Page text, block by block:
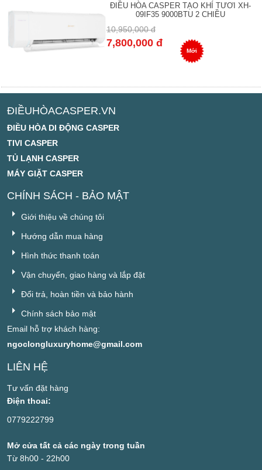
ĐIỀU HÒA CASPER TẠO KHÍ TƯƠI XH-
09IF35 9000BTU 2 CHIỀU
10,950,000 đ
7,800,000 đ
Mới
ĐIỀUHÒACASPER.VN
ĐIỀU HÒA DI ĐỘNG CASPER
TIVI CASPER
TỦ LẠNH CASPER
MÁY GIẶT CASPER
CHÍNH SÁCH - BẢO MẬT
Giới thiệu về chúng tôi
Hướng dẫn mua hàng
Hình thức thanh toán
Vận chuyển, giao hàng và lắp đặt
Đổi trả, hoàn tiền và bảo hành
Chính sách bảo mật
Email hỗ trợ khách hàng:
ngoclongluxuryhome@gmail.com
LIÊN HỆ
Tư vấn đặt hàng
Điện thoai:
0779222799
Mở cửa tất cả các ngày trong tuần
Từ 8h00 - 22h00